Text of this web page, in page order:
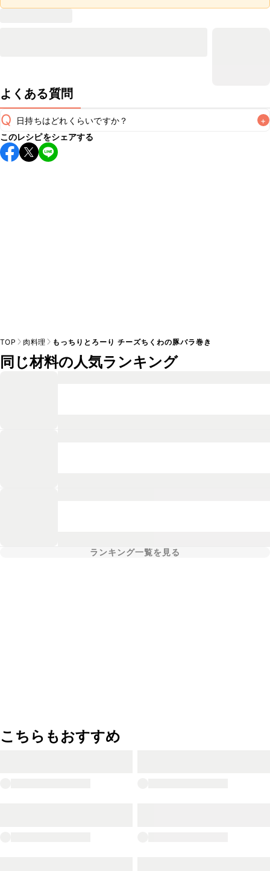
よくある質問
Q 日持ちはどれくらいですか？ +
保存期間は冷蔵で翌日中が目安です。なるべくお早めにお召
し上がりください。
このレシピをシェアする
TOP 肉料理 もっちりとろーり チーズちくわの豚バラ巻き
同じ材料の人気ランキング
ランキング一覧を見る
こちらもおすすめ